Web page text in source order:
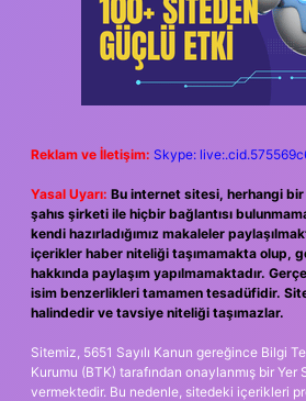
Reklam ve İletişim: Skype:
Yasal Uyarı: Bu internet sitesi, herhangi
şahıs şirketi ile hiçbir bağlantısı
kendi hazırladığımız makaleler
içerikler haber niteliği taşımamakta olup,
hakkında paylaşım yapılmamaktadır.
isim benzerlikleri tamamen tesadüfidir.
halindedir ve tavsiye niteliği taşımazlar.
Sitemiz, 5651 Sayılı Kanun gereğince Bilgi
Kurumu (BTK) tarafından onaylanmış bir Yer
vermektedir. Bu nedenle, sitedeki içerikleri